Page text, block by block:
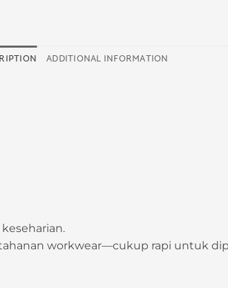
ADDITIONAL INFORMATION
workwear—cukup rapi untuk